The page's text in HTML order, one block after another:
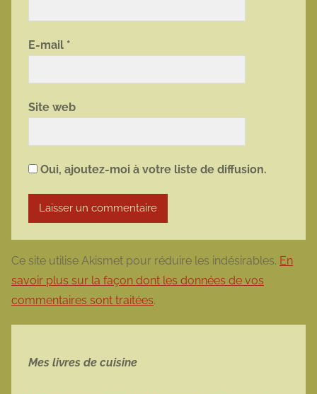
E-mail *
Site web
Oui, ajoutez-moi à votre liste de diffusion.
Ce site utilise Akismet pour réduire les indésirables. En
savoir plus sur la façon dont les données de vos
commentaires sont traitées.
Mes livres de cuisine